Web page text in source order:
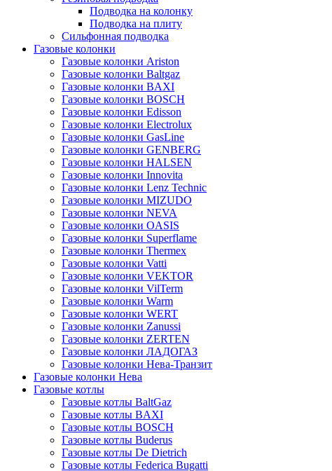
Подводка на колонку
Подводка на плиту
Сильфонная подводка
Газовые колонки
Газовые колонки Ariston
Газовые колонки Baltgaz
Газовые колонки BAXI
Газовые колонки BOSCH
Газовые колонки Edisson
Газовые колонки Electrolux
Газовые колонки GasLine
Газовые колонки GENBERG
Газовые колонки HALSEN
Газовые колонки Innovita
Газовые колонки Lenz Technic
Газовые колонки MIZUDO
Газовые колонки NEVA
Газовые колонки OASIS
Газовые колонки Superflame
Газовые колонки Thermex
Газовые колонки Vatti
Газовые колонки VEKTOR
Газовые колонки VilTerm
Газовые колонки Warm
Газовые колонки WERT
Газовые колонки Zanussi
Газовые колонки ZERTEN
Газовые колонки ЛАДОГАЗ
Газовые колонки Нева-Транзит
Газовые колонки Нева
Газовые котлы
Газовые котлы BaltGaz
Газовые котлы BAXI
Газовые котлы BOSCH
Газовые котлы Buderus
Газовые котлы De Dietrich
Газовые котлы Federica Bugatti